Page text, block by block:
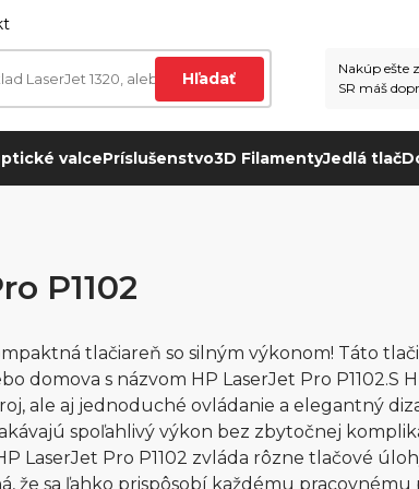
Hľadať
Nakúp ešte
SR máš
valcePríslušenstvo3D FilamentyJedlá tlač
P1102
tlačiareň so silným výkonom! Táto
domova s názvom HP LaserJet Pro P1102.S
ale aj jednoduché ovládanie a elegantný
spoľahlivý výkon bez zbytočnej
LaserJet Pro P1102 zvláda rôzne tlačové
že sa ľahko prispôsobí každému